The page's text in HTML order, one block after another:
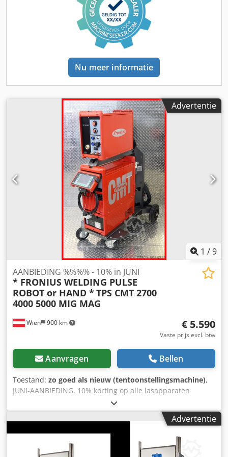
met afneembare trommel voor het stralen van kleine tot
middelgrote werkstukken / 3D-geprinte componenten. - U
bespaart tijd, lucht en energie. - Flexibele aanpassing aan
de vorm van het werkstuk. - Elimineert vervelend
handmatig werk. - Verwijdert knelpunten in de productie. -
Eenvoudige en eenvoudige bediening dankzij semi-
automatische werking. Dkodsvvmaqepfx Ai Her De
geïntegreerde roterende trommel kan na het printen
kleine onderdelen verwijderen. Het mondstuk kan
automatisch worden gestart wanneer de trommel draait.
Nadat de onderdelen zijn gereinigd, kan er schone
perslucht in worden geblazen om eventueel resterend stof
van de onderdelen te verwijderen. De trommel zelf kan
eenvoudig en snel worden verwijderd om te vullen of te
legen. Bij handmatig stralen wordt de trommel verwijderd
en kan de gehele straalkamer via een voetpedaal vrij
worden bediend. - Professionele compacte straalcabine - 1
grote draaideur met veiligheidsdeurschakelaar -
Veiligheidsglas, vervangbare glasplaat - Rubberen
bekleding van de binnenzijwanden - Geïntegreerde
cabine-interieurverlichting - Stabiele spuitmondhouder -
Wolfraamcarbide sproeier(s) - Voetschakelaar voor
handmatig stralen - Manometer en drukregelaar
Nu meer informatie
Advertentie
1 /9
Wien 900 km
AANBIEDING %%%% - 10% in JUNI
* FRONIUS WELDING PULSE
ROBOT or HAND *TPS CMT 2700
4000 5000 MIG MAG
€ 5.590
Vaste prijs excl. btw
Aanvragen Bellen
Toestand: zo goed als nieuw (tentoonstellingsmachine),
JUNI-AANBIEDING. 10% korting op alle lasapparaten
gedurende de hele maand juni Wij bieden lasapparaten in
uiteenlopende uitvoeringen aan en hebben altijd
meerdere sets op voorraad. CMT / ROBOT / CMT
slangpakketten UNIVERSAL of HOLLE AS robot. Alles op
voorraad en direct leverbaar! Vraag gerust naar uw
individuele configuratie! Wij hebben ook veel verschillende
Advertentie